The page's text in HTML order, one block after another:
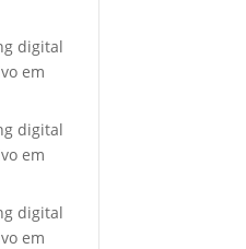
digital
em
digital
em
digital
em